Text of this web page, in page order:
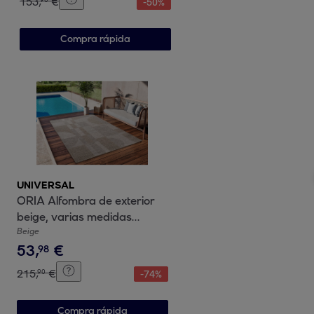
Compra rápida
UNIVERSAL
ORIA Alfombra de exterior
beige, varias medidas
disponibles.
Beige
53,98 €
215,90 € -74%
Compra rápida